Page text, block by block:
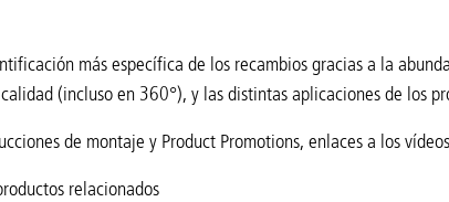
más específica de los recambios gracias a la
(incluso en 360​°), y las distintas aplicaciones de los
de montaje y Product Promotions, enlaces a los
relacionados